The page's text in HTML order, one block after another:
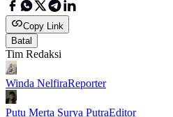
Copy Link
Batal
Tim Redaksi
Winda NelfiraReporter
Putu Merta Surya PutraEditor